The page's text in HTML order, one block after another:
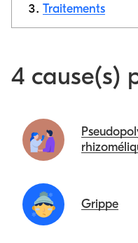
Traitements
4 cause(s)
Grippe